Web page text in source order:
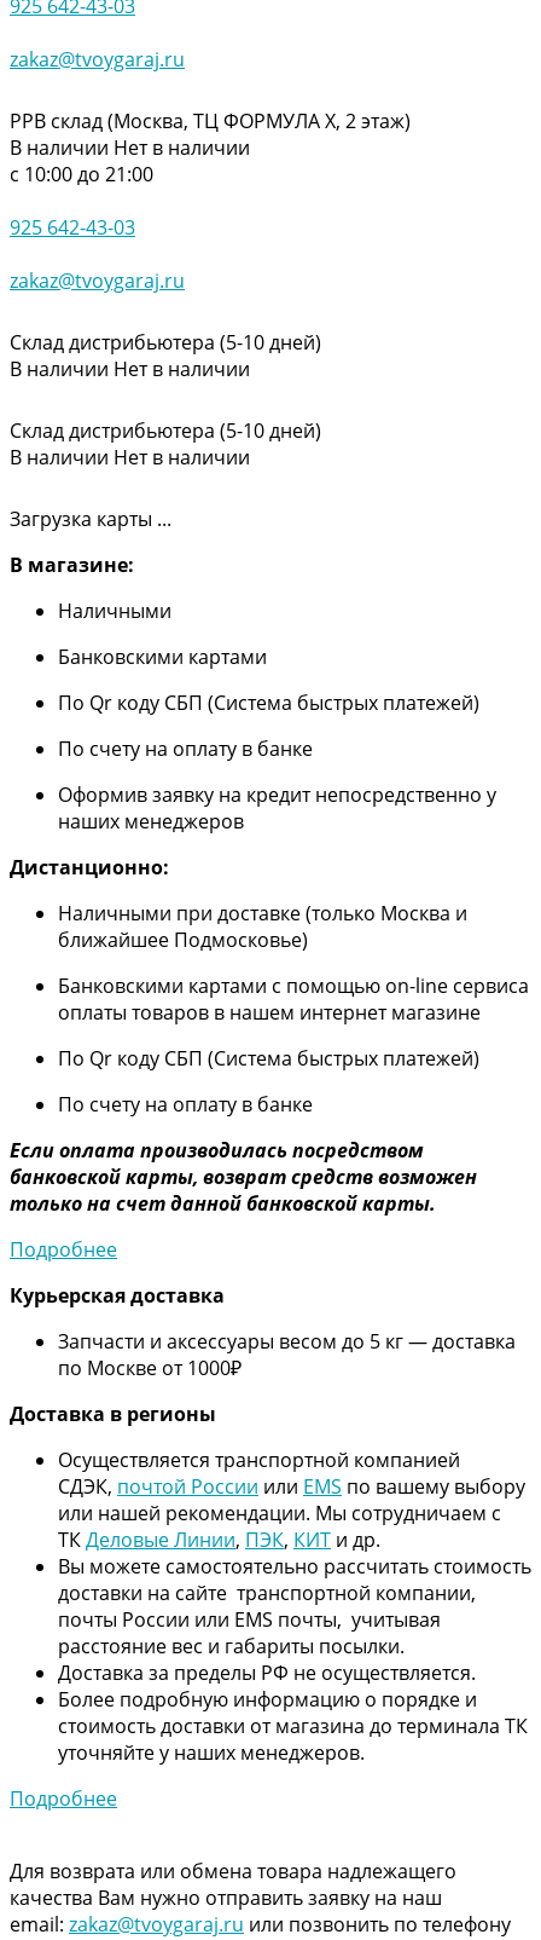
925 642-43-03
zakaz@tvoygaraj.ru
РРВ склад (Москва, ТЦ ФОРМУЛА Х, 2 этаж)
В наличии Нет в наличии
с 10:00 до 21:00
925 642-43-03
zakaz@tvoygaraj.ru
Склад дистрибьютера (5-10 дней)
В наличии Нет в наличии
Склад дистрибьютера (5-10 дней)
В наличии Нет в наличии
Загрузка карты ...
В магазине:
Наличными
Банковскими картами
По Qr коду СБП (Система быстрых платежей)
По счету на оплату в банке
Оформив заявку на кредит непосредственно у
наших менеджеров
Дистанционно:
Наличными при доставке (только Москва и
ближайшее Подмосковье)
Банковскими картами с помощью on-line сервиса
оплаты товаров в нашем интернет магазине
По Qr коду СБП (Система быстрых платежей)
По счету на оплату в банке
Если оплата производилась посредством
банковской карты, возврат средств возможен
только на счет данной банковской карты.
Подробнее
Курьерская доставка
Запчасти и аксессуары весом до 5 кг — доставка
по Москве от 1000₽
Доставка в регионы
Осуществляется транспортной компанией
СДЭК, почтой России или EMS по вашему выбору
или нашей рекомендации. Мы сотрудничаем с
ТКДеловые Линии, ПЭК, КИТ и др.
Вы можете самостоятельно рассчитать стоимость
доставки на сайте транспортной компании,
почты России или EMS почты, учитывая
расстояние вес и габариты посылки.
Доставка за пределы РФ не осуществляется.
Более подробную информацию о порядке и
стоимость доставки от магазина до терминала ТК
уточняйте у наших менеджеров.
Подробнее
Для возврата или обмена товара надлежащего
качества Вам нужно отправить заявку на наш
email: zakaz@tvoygaraj.ru или позвонить по телефону